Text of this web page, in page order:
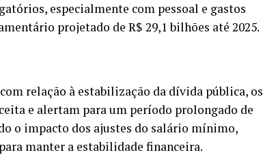
especialmente com pessoal e gastos
projetado de R$ 29,1 bilhões até 2025.
relação à estabilização da dívida pública, os
e alertam para um período prolongado de
o impacto dos ajustes do salário mínimo,
manter a estabilidade financeira.